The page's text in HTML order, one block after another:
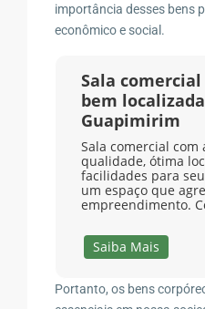
importância desses bens
econômico e social.
Sala comercial
bem
Guapimirim
Sala comercial com
qualidade, ótima
facilidades para
um espaço que
empreendimento.
Saiba Mais
Portanto, os bens